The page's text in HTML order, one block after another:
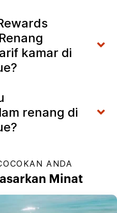
kamar di
renang di
ANDA
Minat